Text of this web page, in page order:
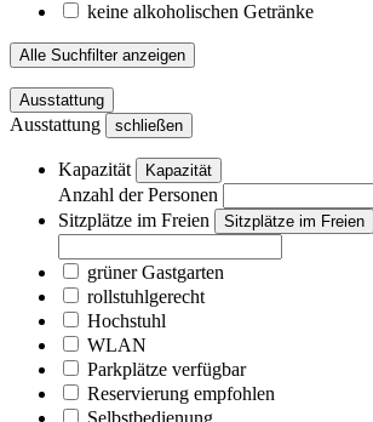
keine alkoholischen Getränke
Alle Suchfilter anzeigen
Ausstattung
Ausstattung schließen
Kapazität Kapazität
Anzahl der Personen
Sitzplätze im Freien
Sitzplätze im Freien
grüner Gastgarten
rollstuhlgerecht
Hochstuhl
WLAN
Parkplätze verfügbar
Reservierung empfohlen